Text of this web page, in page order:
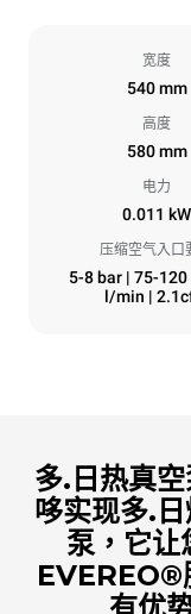
宽度
540 mm
高度
580 mm
电力
0.011 kW
压缩空气入口
5-8 bar | 75-
l/min |
多.日热真
哆实现多.
泵，它让
EVEREO®